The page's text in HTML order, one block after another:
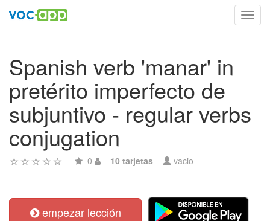
Spanish verb 'manar' in
pretérito imperfecto de
subjuntivo - regular verbs
conjugation
0 10 tarjetas vacio
empezar lección